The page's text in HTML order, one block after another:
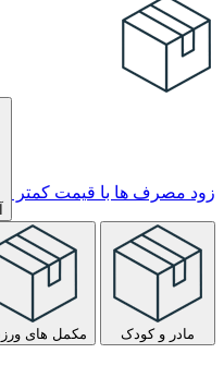
زود مصرف ها با قیمت کمتر
مادر و کودک مکمل های